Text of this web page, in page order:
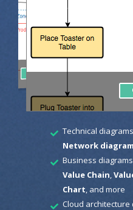
Technical
Network diagram
Business
Value Chain
Chart , and more
Cloud architecture